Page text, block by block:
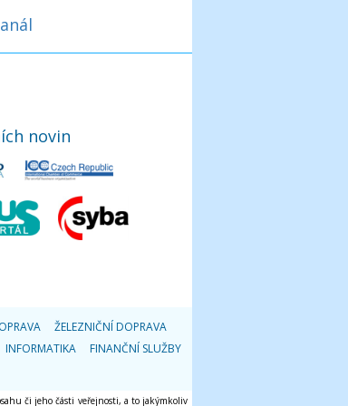
novin
ŽELEZNIČNÍ DOPRAVA
INFORMATIKA
FINANČNÍ SLUŽBY
či jeho části veřejnosti, a to jakýmkoliv